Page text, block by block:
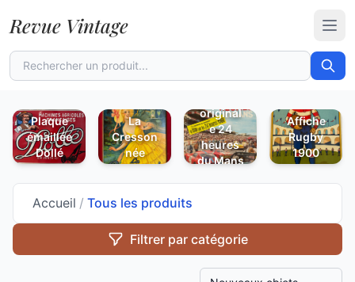
Revue Vintage
Plaque
émaillée
Dollé
La
Cresson
née
original
e 24
heures
du Mans
Affiche
Rugby
1900
Accueil / Tous les produits
Filtrer par catégorie